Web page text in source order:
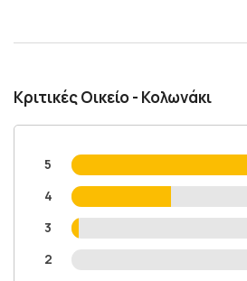
Κριτικές Οικείο - Κολωνάκι
5
4
3
2